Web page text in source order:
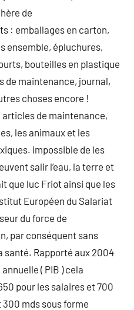
de
: emballages en carton,
ensemble, épluchures,
bouteilles en plastique
de maintenance, journal,
choses encore !
articles de maintenance,
les animaux et les
impossible de les
salir l’eau, la terre et
que luc Friot ainsi que les
Européen du Salariat
du force de
par conséquent sans
santé. Rapporté aux 2004
( PIB ) cela
pour les salaires et 700
mds sous forme